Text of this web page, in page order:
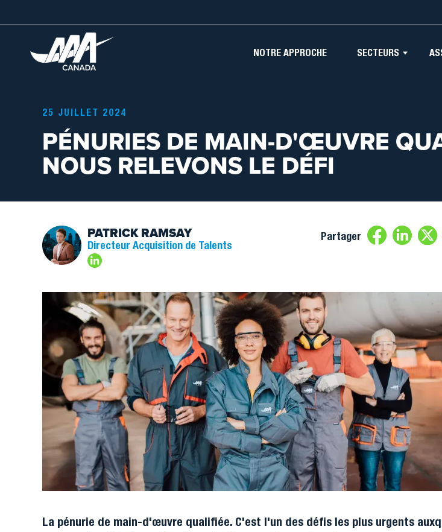
NAVIGATION
NOTRE APPROCHE SECTEURS
25 JUILLET 2024
PÉNURIES DE MAIN-D'ŒUVRE
NOUS RELEVONS LE DÉFI
Image PATRICK RAMSAY
Directeur Acquisition de Talents
La pénurie de main-d'œuvre qualifiée. C'est l'un des défis les plus urgents